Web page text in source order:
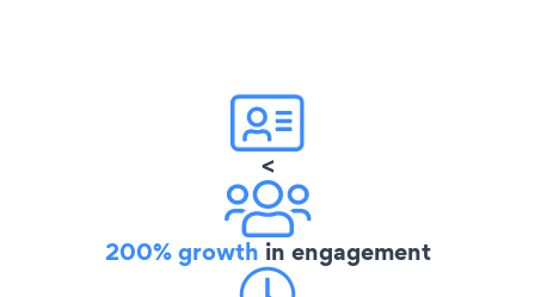
<
200% growth in engagement